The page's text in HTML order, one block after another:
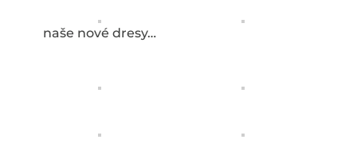
naše nové dresy…